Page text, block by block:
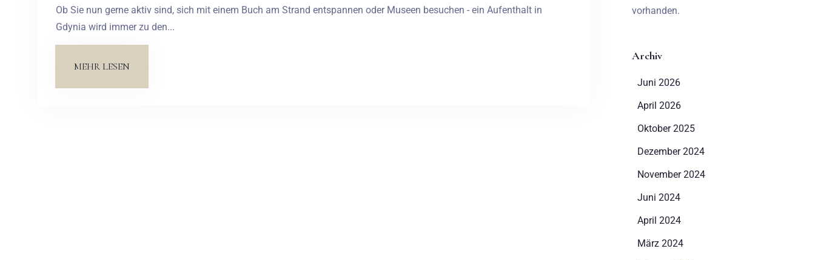
Ob Sie nun gerne aktiv sind, sich mit einem Buch am Strand entspannen oder Museen besuchen - ein Aufenthalt in
Gdynia wird immer zu den...
MEHR LESEN
vorhanden.
Archiv
Juni 2026
April 2026
Oktober 2025
Dezember 2024
November 2024
Juni 2024
April 2024
März 2024